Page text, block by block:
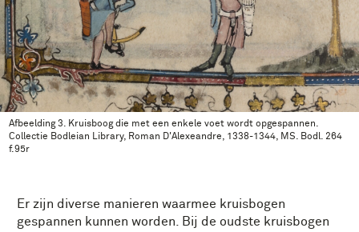
Afbeelding 3. Kruisboog die met een enkele voet wordt opgespannen.
Collectie Bodleian Library, Roman D'Alexeandre, 1338-1344, MS. Bodl. 264
f.95r
Er zijn diverse manieren waarmee kruisbogen
gespannen kunnen worden. Bij de oudste kruisbogen